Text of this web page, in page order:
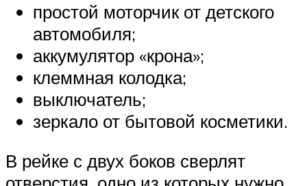
простой моторчик от детского
автомобиля;
аккумулятор «крона»;
клеммная колодка;
выключатель;
зеркало от бытовой косметики.
В рейке с двух боков сверлят